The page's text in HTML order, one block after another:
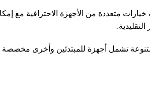
متعددة من الأجهزة الاحترافية مع
تشمل أجهزة للمبتدئين وأخرى مخصصة